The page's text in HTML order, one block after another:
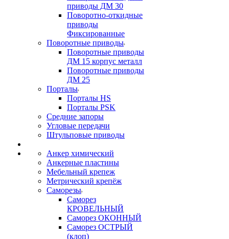
приводы ДМ 30
Поворотно-откидные
приводы
Фиксированные
Поворотные приводы
Поворотные приводы
ДМ 15 корпус металл
Поворотные приводы
ДМ 25
Порталы
Порталы HS
Порталы PSK
Средние запоры
Угловые передачи
Штульповые приводы
Анкер химический
Анкерные пластины
Мебельный крепеж
Метрический крепёж
Саморезы
Саморез
КРОВЕЛЬНЫЙ
Саморез ОКОННЫЙ
Саморез ОСТРЫЙ
(клоп)